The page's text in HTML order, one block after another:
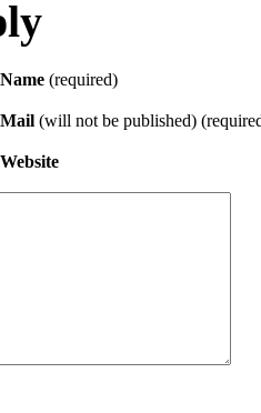
Name (required)
Mail (will not be published)
Website